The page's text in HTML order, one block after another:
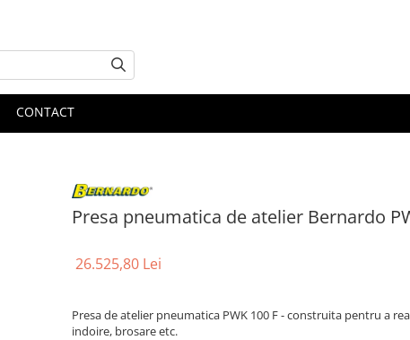
CONTACT
Presa pneumatica de atelier Bernardo
26.525,80 Lei
Presa de atelier pneumatica PWK 100 F - construita pentru a
indoire, brosare etc.